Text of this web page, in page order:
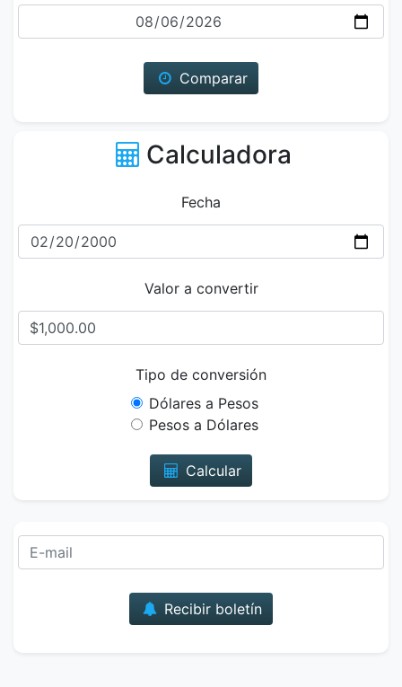
Fecha
Comparar
Calculadora
Fecha
Valor a convertir
Tipo de conversión
Dólares a Pesos
Pesos a Dólares
Calcular
Recibir boletín